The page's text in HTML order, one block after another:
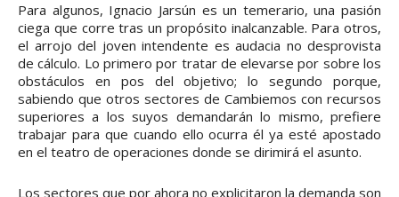
Para algunos, Ignacio Jarsún es un temerario, una pasión
ciega que corre tras un propósito inalcanzable. Para otros,
el arrojo del joven intendente es audacia no desprovista
de cálculo. Lo primero por tratar de elevarse por sobre los
obstáculos en pos del objetivo; lo segundo porque,
sabiendo que otros sectores de Cambiemos con recursos
superiores a los suyos demandarán lo mismo, prefiere
trabajar para que cuando ello ocurra él ya esté apostado
en el teatro de operaciones donde se dirimirá el asunto.
Los sectores que por ahora no explicitaron la demanda son